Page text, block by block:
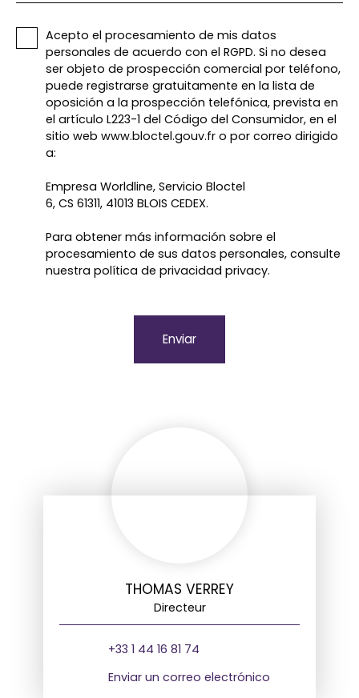
Acepto el procesamiento de mis datos
personales de acuerdo con el RGPD. Si no desea
ser objeto de prospección comercial por teléfono,
puede registrarse gratuitamente en la lista de
oposición a la prospección telefónica, prevista en
el artículo L223-1 del Código del Consumidor, en el
sitio web www.bloctel.gouv.fr o por correo dirigido
a:
Empresa Worldline, Servicio Bloctel
6, CS 61311, 41013 BLOIS CEDEX.
Para obtener más información sobre el
procesamiento de sus datos personales, consulte
nuestra política de privacidad privacy.
Enviar
THOMAS VERREY
Directeur
+33 1 44 16 81 74
Enviar un correo electrónico